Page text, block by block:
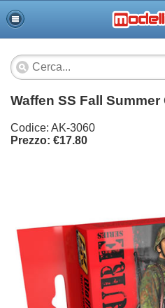
Waffen SS Fall
Codice: AK-3060
Prezzo: €17.80